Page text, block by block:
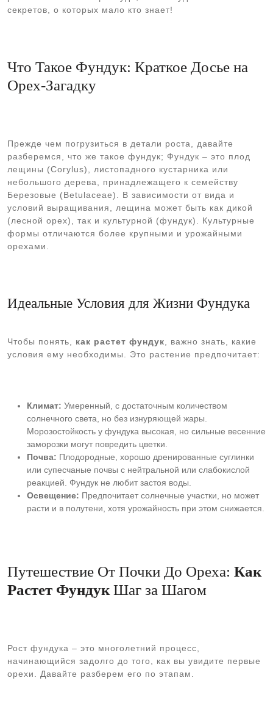
секретов, о которых мало кто знает!
Что Такое Фундук: Краткое Досье на
Орех-Загадку
Прежде чем погрузиться в детали роста, давайте
разберемся, что же такое фундук; Фундук – это плод
лещины (Corylus), листопадного кустарника или
небольшого дерева, принадлежащего к семейству
Березовые (Betulaceae). В зависимости от вида и
условий выращивания, лещина может быть как дикой
(лесной орех), так и культурной (фундук). Культурные
формы отличаются более крупными и урожайными
орехами.
Идеальные Условия для Жизни Фундука
Чтобы понять, как растет фундук , важно знать, какие
условия ему необходимы. Это растение предпочитает:
Климат: Умеренный, с достаточным количеством
солнечного света, но без изнуряющей жары.
Морозостойкость у фундука высокая, но сильные весенние
заморозки могут повредить цветки.
Почва: Плодородные, хорошо дренированные суглинки
или супесчаные почвы с нейтральной или слабокислой
реакцией. Фундук не любит застоя воды.
Освещение: Предпочитает солнечные участки, но может
расти и в полутени, хотя урожайность при этом снижается.
Путешествие От Почки До Ореха: Как
Растет Фундук Шаг за Шагом
Рост фундука – это многолетний процесс,
начинающийся задолго до того, как вы увидите первые
орехи. Давайте разберем его по этапам.